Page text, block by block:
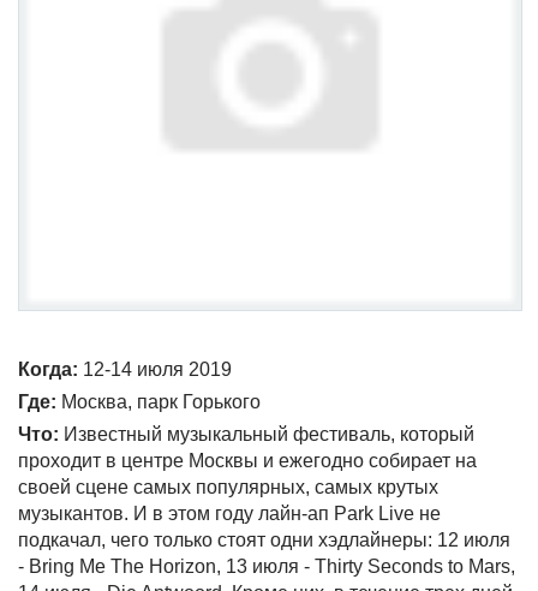
Когда: 12-14 июля 2019
Где: Москва, парк Горького
Что: Известный музыкальный фестиваль, который
проходит в центре Москвы и ежегодно собирает на
своей сцене самых популярных, самых крутых
музыкантов. И в этом году лайн-ап Park Live не
подкачал, чего только стоят одни хэдлайнеры: 12 июля
- Bring Me The Horizon, 13 июля - Thirty Seconds to Mars,